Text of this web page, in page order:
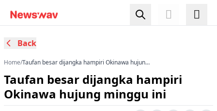
Back
Home/Taufan besar dijangka hampiri Okinawa hujung
Taufan besar dijangka hampiri
Okinawa hujung minggu ini